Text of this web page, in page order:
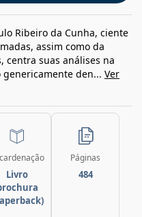
Ribeiro da Cunha, ciente
assim como da
centra suas análises na
den... Ver
Livro
Páginas
484